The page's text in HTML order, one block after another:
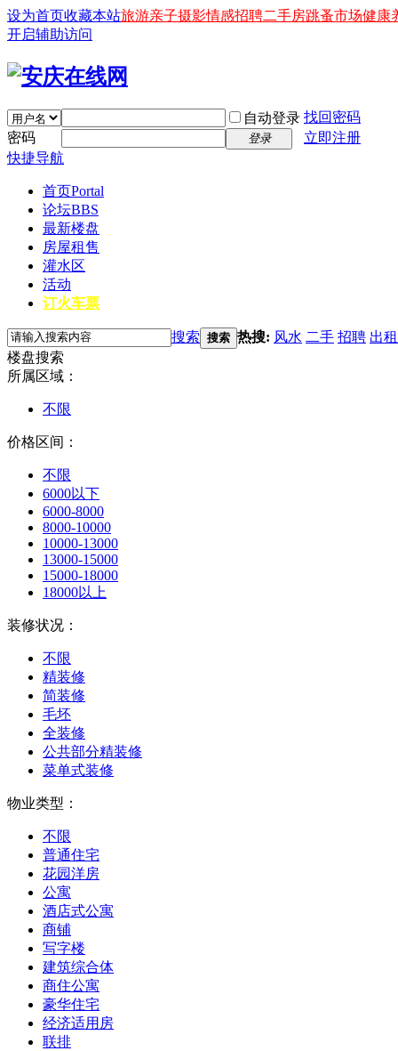
设为首页收藏本站旅游亲子摄影情感招聘二手房跳蚤市场健康
开启辅助访问
自动登录 找回密码
密码
登录
立即注册
快捷导航
首页Portal
论坛BBS
最新楼盘
房屋租售
灌水区
活动
订火车票
搜索 搜索 热搜: 风水 二手 招聘 出租
楼盘搜索
所属区域：
不限
价格区间：
不限
6000以下
6000-8000
8000-10000
10000-13000
13000-15000
15000-18000
18000以上
装修状况：
不限
精装修
简装修
毛坯
全装修
公共部分精装修
菜单式装修
物业类型：
不限
普通住宅
花园洋房
公寓
酒店式公寓
商铺
写字楼
建筑综合体
商住公寓
豪华住宅
经济适用房
联排